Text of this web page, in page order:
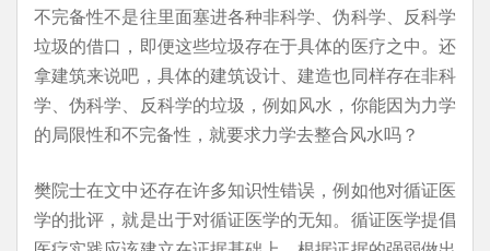
不完备性不是往里面塞进各种非科学、伪科学、反科学
垃圾的借口，即便这些垃圾存在于具体的医疗之中。还
拿建筑来说吧，具体的建筑设计、建造也同样存在非科
学、伪科学、反科学的垃圾，例如风水，你能因为力学
的局限性和不完备性，就要求力学去整合风水吗？
樊院士在文中还存在许多知识性错误，例如他对循证医
学的批评，就是出于对循证医学的无知。循证医学提倡